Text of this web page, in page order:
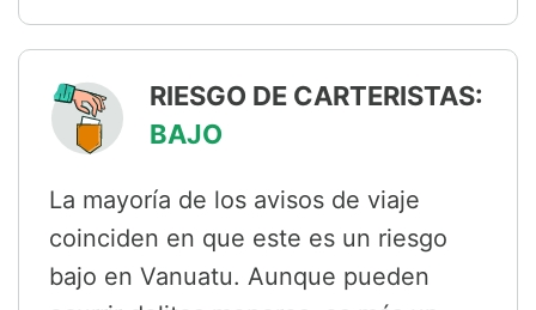
RIESGO DE CARTERISTAS:
BAJO
La mayoría de los avisos de viaje
coinciden en que este es un riesgo
bajo en Vanuatu. Aunque pueden